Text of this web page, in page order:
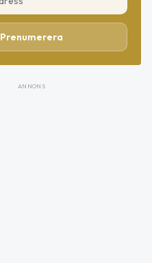
Prenumerera
ANNONS